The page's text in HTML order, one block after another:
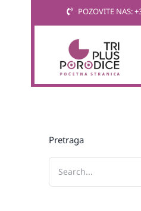
POZOVITE NAS:
Pretraga